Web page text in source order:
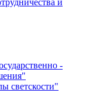
и
-
светскости"